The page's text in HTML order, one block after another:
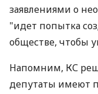
заявлениями о
"идет попытка
обществе, чтобы
Напомним, КС
депутаты имеют